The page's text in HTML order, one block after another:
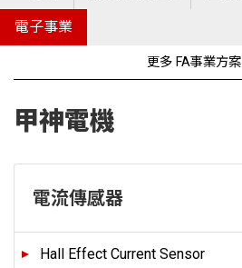
電子事業
更多 FA事業方案
甲神電機
電流傳感器
Hall Effect Current Sensor